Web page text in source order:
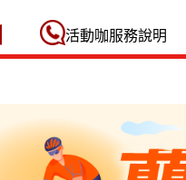
活動咖 Eventpal
活動咖服務說明